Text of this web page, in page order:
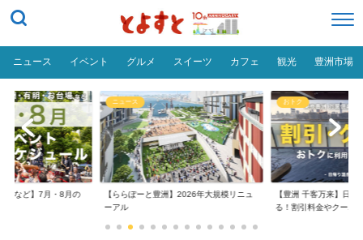
ニュース イベント グルメ スイーツ カフェ 観光 豊洲市場
場など】7月・8月の
ニュース
【ららぽーと豊洲】2026年大規模リニュ
ーアル
おトク
【豊洲 千客万来】日帰
る！割引料金やクーポ...